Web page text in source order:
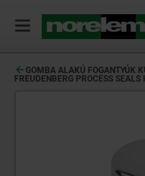
GOMBA ALAKÚ FOGANTYÚK
FREUDENBERG PROCESS